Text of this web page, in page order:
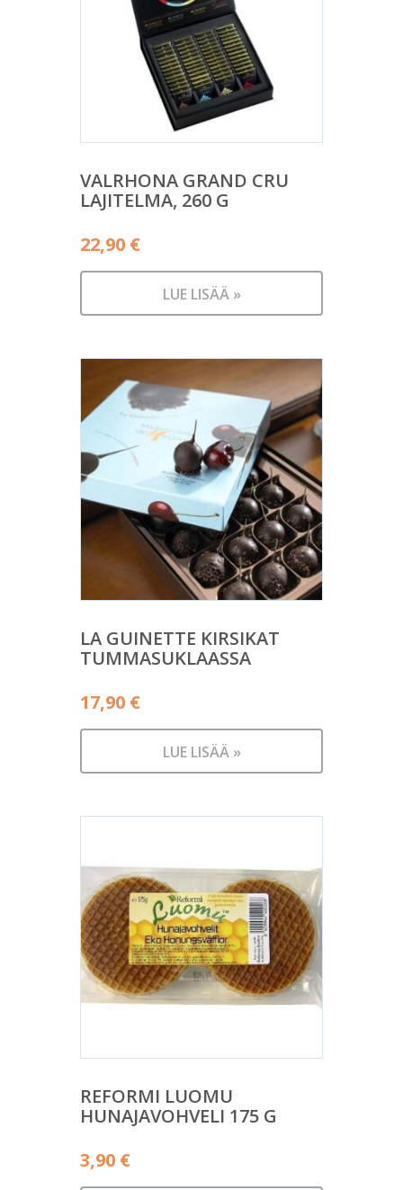
VALRHONA GRAND CRU
LAJITELMA, 260 G
22,90 €
LUE LISÄÄ »
LA GUINETTE KIRSIKAT
TUMMASUKLAASSA
17,90 €
LUE LISÄÄ »
REFORMI LUOMU
HUNAJAVOHVELI 175 G
3,90 €